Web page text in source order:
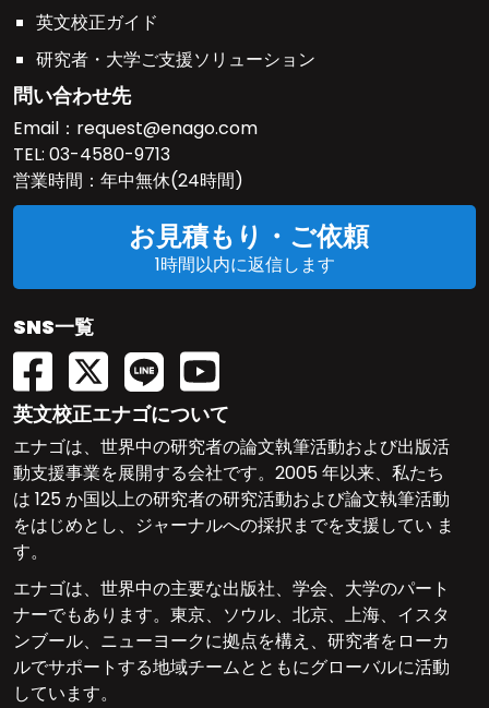
英文校正ガイド
研究者・大学ご支援ソリューション
問い合わせ先
Email： request@enago.com
TEL: 03-4580-9713
営業時間：年中無休(24時間)
お見積もり・ご依頼
1時間以内に返信します
SNS一覧
英文校正エナゴについて
エナゴは、世界中の研究者の論文執筆活動および出版活
動支援事業を展開する会社です。2005 年以来、私たち
は 125 か国以上の研究者の研究活動および論文執筆活動
をはじめとし、ジャーナルへの採択までを支援してい ま
す。
エナゴは、世界中の主要な出版社、学会、大学のパート
ナーでもあります。東京、ソウル、北京、上海、イスタ
ンブール、ニューヨークに拠点を構え、研究者をローカ
ルでサポートする地域チームとともにグローバルに活動
しています。